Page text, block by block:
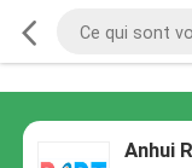
Anhui